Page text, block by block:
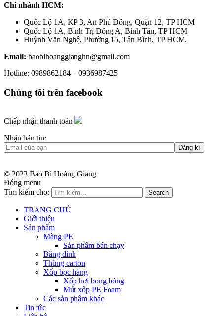
Chi nhánh HCM:
Quốc Lộ 1A, KP 3, An Phú Đông, Quận 12, TP HCM
Quốc Lộ 1A, Bình Trị Đông A, Bình Tân, TP HCM
Huỳnh Văn Nghệ, Phường 15, Tân Bình, TP HCM.
Email: baobihoanggianghn@gmail.com
Hotline: 0989862184 – 0936987425
Chúng tôi trên facebook
Chấp nhận thanh toán
Nhận bản tin:
© 2023 Bao Bì Hoàng Giang
Đóng menu
Tìm kiếm cho:
Search
TRANG CHỦ
Giới thiệu
Sản phẩm
Màng PE
Sản phẩm bán chạy
Băng dính
Thùng carton
Xốp bọc hàng
Xốp hơi bong bóng
Mút xốp PE Foam
Các sản phẩm khác
Tin tức